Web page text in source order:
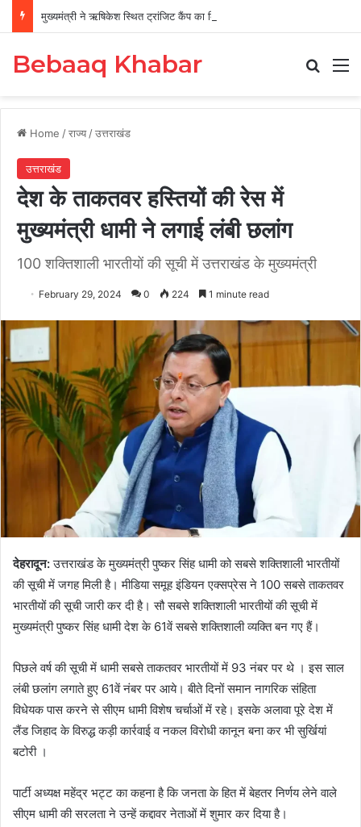
मुख्यमंत्री ने ऋषिकेश स्थित ट्रांजिट कैंप का किया औचक निरीक्षण
Bebaaq Khabar
Home /राज्य /उत्तराखंड
उत्तराखंड
देश के ताकतवर हस्तियों की रेस में
मुख्यमंत्री धामी ने लगाई लंबी छलांग
100 शक्तिशाली भारतीयों की सूची में उत्तराखंड के मुख्यमंत्री
February 29, 2024 0 224 1 minute read
देहरादून:उत्तराखंड के मुख्यमंत्री पुष्कर सिंह धामी को सबसे शक्तिशाली भारतीयों
की सूची में जगह मिली है। मीडिया समूह इंडियन एक्सप्रेस ने 100 सबसे ताकतवर
भारतीयों की सूची जारी कर दी है। सौ सबसे शक्तिशाली भारतीयों की सूची में
मुख्यमंत्री पुष्कर सिंह धामी देश के 61वें सबसे शक्तिशाली व्यक्ति बन गए हैं।
पिछले वर्ष की सूची में धामी सबसे ताकतवर भारतीयों में 93 नंबर पर थे । इस साल
लंबी छलांग लगाते हुए 61वें नंबर पर आये। बीते दिनों समान नागरिक संहिता
विधेयक पास करने से सीएम धामी विशेष चर्चाओं में रहे। इसके अलावा पूरे देश में
लैंड जिहाद के विरुद्ध कड़ी कार्रवाई व नकल विरोधी कानून बना कर भी सुर्खियां
बटोरी ।
पार्टी अध्यक्ष महेंद्र भट्ट का कहना है कि जनता के हित में बेहतर निर्णय लेने वाले
सीएम धामी की सरलता ने उन्हें कद्दावर नेताओं में शुमार कर दिया है।